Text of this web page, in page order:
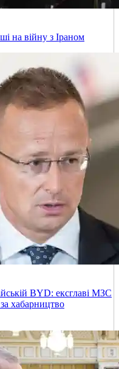
на війну з Іраном
BYD: ексглаві МЗС
хабарництво